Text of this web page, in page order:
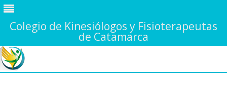
Colegio de Kinesiólogos y Fisioterapeutas
de Catamarca